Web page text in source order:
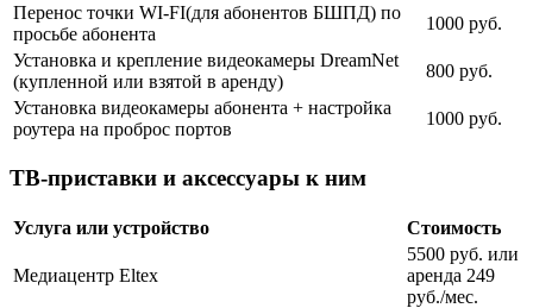
Перенос точки WI-FI(для абонентов БШПД) по
просьбе абонента
1000 руб.
Установка и крепление видеокамеры DreamNet
(купленной или взятой в аренду)
800 руб.
Установка видеокамеры абонента + настройка
роутера на проброс портов
1000 руб.
ТВ-приставки и аксессуары к ним
Услуга или устройство Стоимость
Медиацентр Eltex
5500 руб. или
аренда 249
руб./мес.